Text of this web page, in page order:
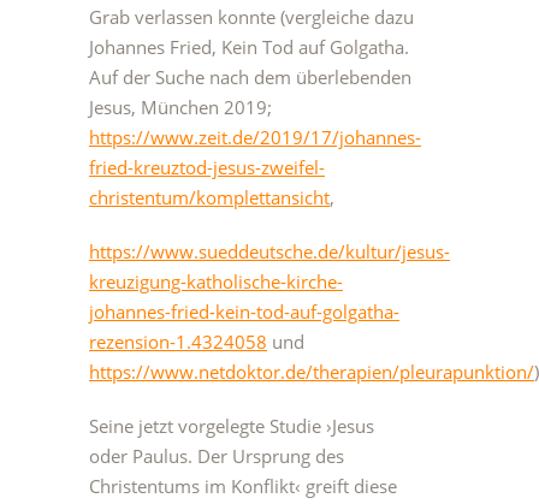
Grab verlassen konnte (vergleiche dazu
Johannes Fried, Kein Tod auf Golgatha.
Auf der Suche nach dem überlebenden
Jesus, München 2019;
https://www.zeit.de/2019/17/johannes-
fried-kreuztod-jesus-zweifel-
christentum/komplettansicht,
https://www.sueddeutsche.de/kultur/jesus-
kreuzigung-katholische-kirche-
johannes-fried-kein-tod-auf-golgatha-
rezension-1.4324058 und
https://www.netdoktor.de/therapien/pleurapunktion/
Seine jetzt vorgelegte Studie ›Jesus
oder Paulus. Der Ursprung des
Christentums im Konflikt‹ greift diese